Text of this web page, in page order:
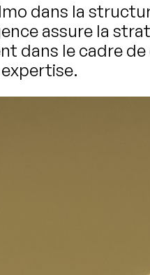
dans la
assure la
dans le cadre